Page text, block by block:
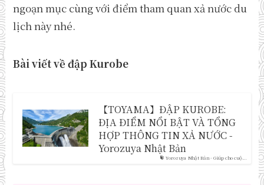
ngoạn mục cùng với điểm tham quan xả nước du
lịch này nhé.
Bài viết về đập Kurobe
Yorozuya Nhật Bản - Giúp cho cuộ...
【TOYAMA】ĐẬP KUROBE:
ĐỊA ĐIỂM NỔI BẬT VÀ TỔNG
HỢP THÔNG TIN XẢ NƯỚC -
Yorozuya Nhật Bản